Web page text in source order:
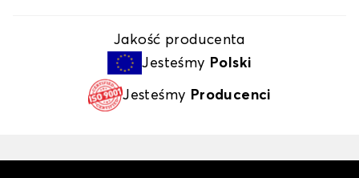
Jakość producenta
Jesteśmy Polski
Jesteśmy Producenci